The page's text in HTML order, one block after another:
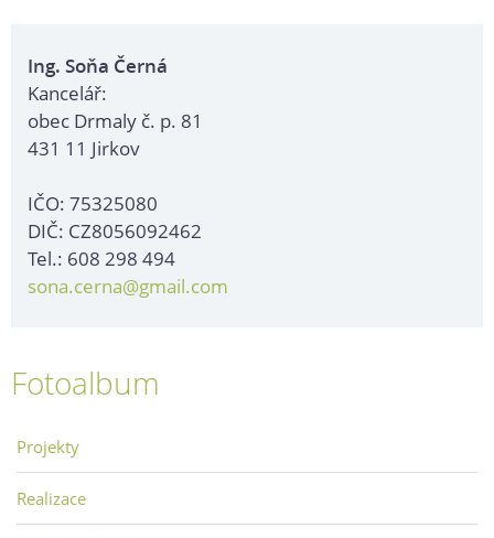
Ing. Soňa Černá
Kancelář:
obec Drmaly č. p. 81
431 11 Jirkov
IČO: 75325080
DIČ: CZ8056092462
Tel.: 608 298 494
sona.cerna@gmail.com
Fotoalbum
Projekty
Realizace